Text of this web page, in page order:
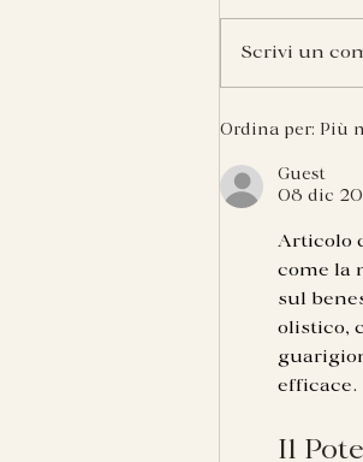
Scrivi un
Ordina per: Più
Guest
08 dic
Articolo
come la
sul
olistico,
efficace.
Il